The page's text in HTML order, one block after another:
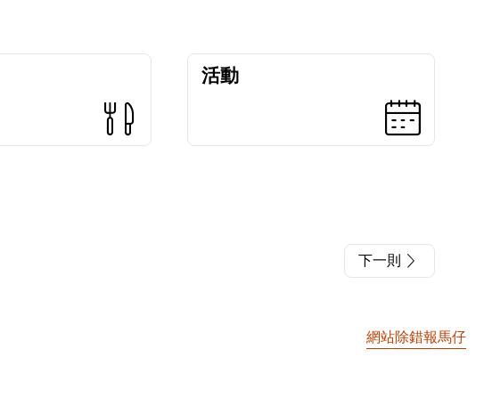
活動
下一則
網站除錯報馬仔